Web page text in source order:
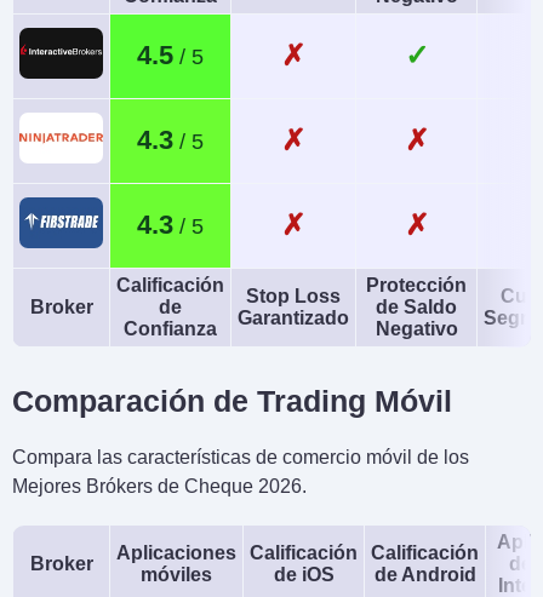
4.5 ✗ ✓
4.3 ✗ ✗
4.3 ✗ ✗
Broker
Calificación
de
Confianza
Stop Loss
Garantizado
Protección
de Saldo
Negativo
Comparación de Trading Móvil
Compara las características de comercio móvil de los
Mejores Brókers de Cheque 2026.
Broker
Aplicaciones
móviles
Calificación
de iOS
Calificación
de Android
de